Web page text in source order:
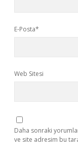
E-Posta*
Web Sitesi
Daha sonraki
ve site adresim bu